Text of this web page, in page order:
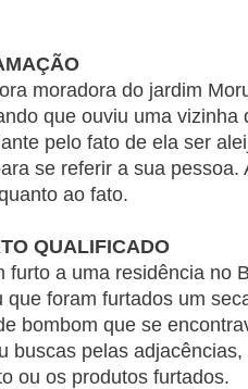
moradora do jardim
que ouviu uma vizinha
pelo fato de ela ser
se referir a sua pessoa.
ao fato.
QUALIFICADO
furto a uma residência no
que foram furtados um
bombom que se
buscas pelas
ou os produtos furtados.